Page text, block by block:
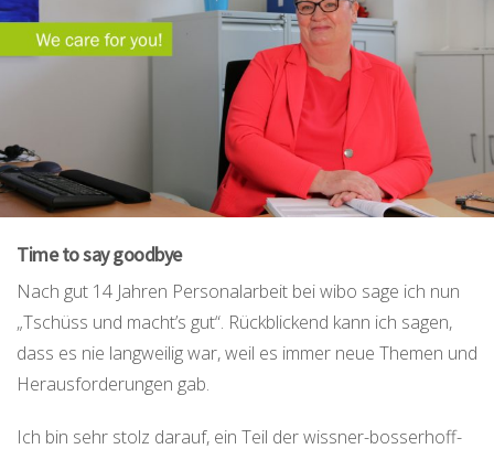
Time to say goodbye
Nach gut 14 Jahren Personalarbeit bei wibo sage ich nun
„Tschüss und macht’s gut“. Rückblickend kann ich sagen,
dass es nie langweilig war, weil es immer neue Themen und
Herausforderungen gab.
Ich bin sehr stolz darauf, ein Teil der wissner-bosserhoff-